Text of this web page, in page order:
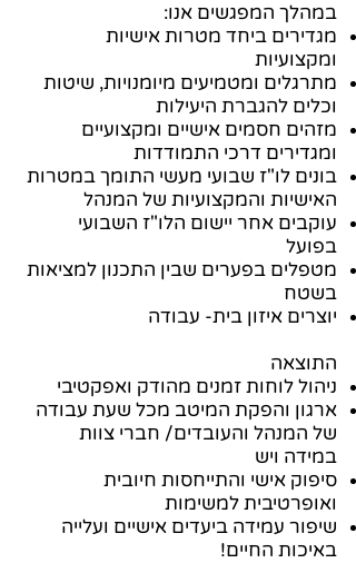
במהלך המפגשים אנו:
מגדירים ביחד מטרות אישיות
ומקצועיות
מתרגלים ומטמיעים מיומנויות, שיטות
וכלים להגברת היעילות
מזהים חסמים אישיים ומקצועיים
ומגדירים דרכי התמודדות
בונים לו"ז שבועי מעשי התומך במטרות
האישיות והמקצועיות של המנהל
עוקבים אחר יישום הלו"ז השבועי
בפועל
מטפלים בפערים שבין התכנון למציאות
בשטח
יוצרים איזון בית- עבודה
התוצאה
ניהול לוחות זמנים מהודק ואפקטיבי
ארגון והפקת המיטב מכל שעת עבודה
של המנהל והעובדים/ חברי צוות
במידה ויש
סיפוק אישי והתייחסות חיובית
ואופרטיבית למשימות
שיפור עמידה ביעדים אישיים ועלייה
באיכות החיים!